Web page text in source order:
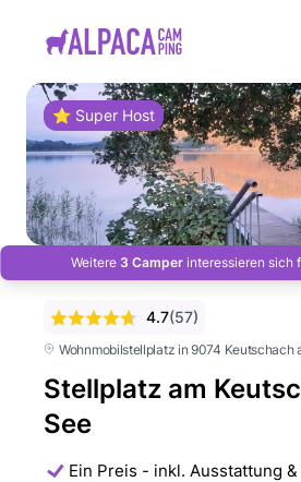
⭐ Super Host
Weitere 3 Camper interessieren sich
Wohnmobilstellplatz in 9074 Keutschach
Stellplatz am
See
4.7(57)
Ein Preis - inkl. Ausstattung